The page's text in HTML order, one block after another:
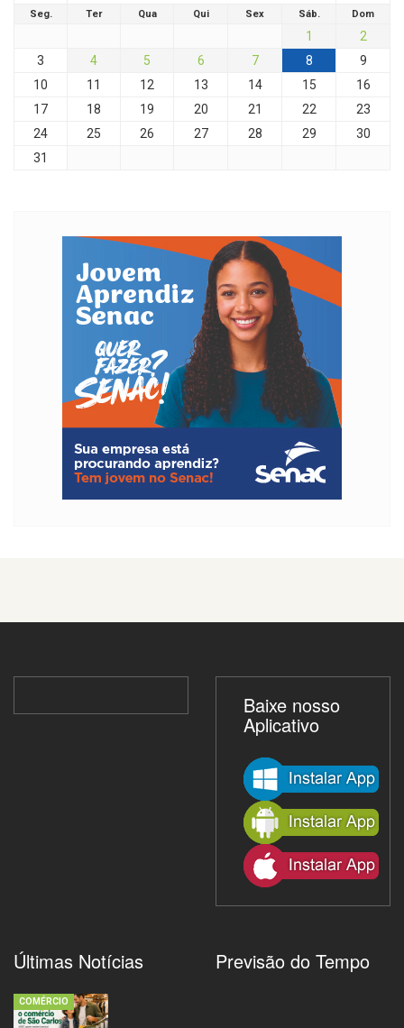
Seg. Ter Qua Qui Sex Sáb. Dom
1
2
3
4 5 6 7 8
9
10
11 12 13 14 15
16
17
18 19 20 21 22
23
24
25 26 27 28 29
30
31
Baixe nosso
Aplicativo
Últimas Notícias
COMÉRCIO
Previsão do Tempo